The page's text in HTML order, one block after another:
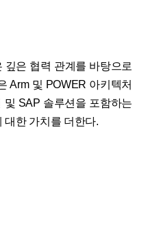
깊은 협력 관계를 바탕으로
Arm 및 POWER 아키텍처
SAP 솔루션을 포함하는
대한 가치를 더한다.